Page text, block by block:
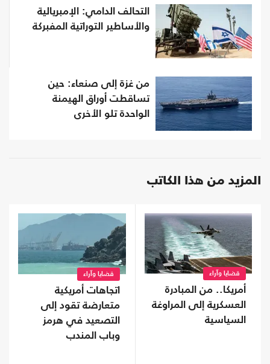
التحالف الدامي: الإمبريالية
والأساطير التوراتية المفبركة
من غزة إلى صنعاء: حين
تساقطت أوراق الهيمنة
الواحدة تلو الأخرى
المزيد من هذا الكاتب
قضايا وآراء
أمريكا.. من المبادرة
العسكرية إلى المراوغة
السياسية
قضايا وآراء
اتجاهات أمريكية
متعارضة تقود إلى
التصعيد في هرمز
وباب المندب